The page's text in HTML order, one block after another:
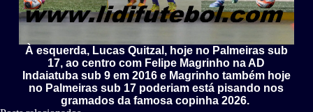
À esquerda, Lucas Quitzal, hoje no Palmeiras sub
17, ao centro com Felipe Magrinho na AD
Indaiatuba sub 9 em 2016 e Magrinho também hoje
no Palmeiras sub 17 poderiam está pisando nos
gramados da famosa copinha 2026.